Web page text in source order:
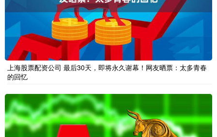
上海股票配资公司 最后30天，即将永久谢幕！网友晒票：太多青春
的回忆